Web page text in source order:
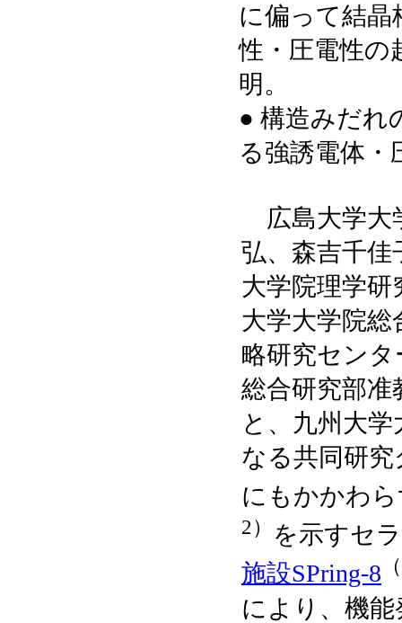
に偏って結
性・圧電性の
明。
● 構造みだれ
る強誘電体・
広島大学大
弘、森吉千
大学院理学
大学大学院
略研究セン
総合研究部准
と、九州大
なる共同研
にもかかわ
2）
を示すセ
施設SPring-8
により、機